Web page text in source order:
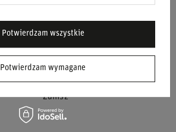
Sparco
Zamsz
Potwierdzam wymagane
Potwierdzam wszystkie